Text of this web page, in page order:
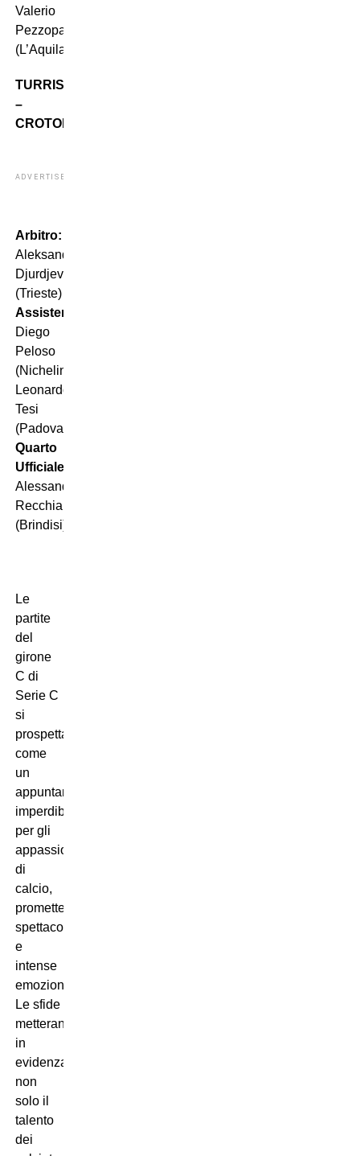
Valerio
Pezzopane
(L’Aquila)
TURRIS
–
CROTONE
ADVERTISEMENT
Arbitro:
Aleksandar
Djurdjevic
(Trieste)
Assistenti:
Diego
Peloso
(Nichelino),
Leonardo
Tesi
(Padova)
Quarto
Ufficiale:
Alessandro
Recchia
(Brindisi)
Le
partite
del
girone
C di
Serie C
si
prospettano
come
un
appuntamento
imperdibile
per gli
appassionati
di
calcio,
promettendo
spettacolo
e
intense
emozioni.
Le sfide
metteranno
in
evidenza
non
solo il
talento
dei